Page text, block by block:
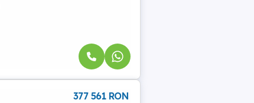
377 561 RON